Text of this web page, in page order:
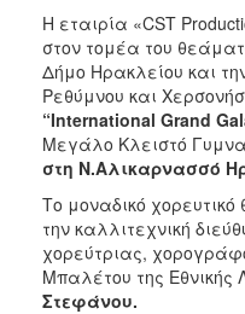
Η εταιρία «CST
στον τομέα του
Δήμο Ηρακλείου και
Ρεθύμνου και
“International Grand
Μεγάλο Κλειστό
στη Ν.Αλικαρνασσό
Το μοναδικό
την καλλιτεχνική
χορεύτριας,
Μπαλέτου της Εθνικής
Στεφάνου.